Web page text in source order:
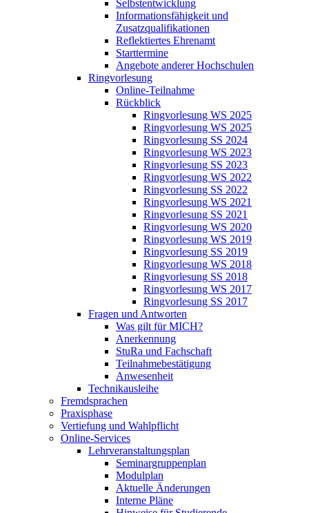
Selbstentwicklung
Informationsfähigkeit und
Zusatzqualifikationen
Reflektiertes Ehrenamt
Starttermine
Angebote anderer Hochschulen
Ringvorlesung
Online-Teilnahme
Rückblick
Ringvorlesung WS 2025
Ringvorlesung WS 2025
Ringvorlesung SS 2024
Ringvorlesung WS 2023
Ringvorlesung SS 2023
Ringvorlesung WS 2022
Ringvorlesung SS 2022
Ringvorlesung WS 2021
Ringvorlesung SS 2021
Ringvorlesung WS 2020
Ringvorlesung WS 2019
Ringvorlesung SS 2019
Ringvorlesung WS 2018
Ringvorlesung SS 2018
Ringvorlesung WS 2017
Ringvorlesung SS 2017
Fragen und Antworten
Was gilt für MICH?
Anerkennung
StuRa und Fachschaft
Teilnahmebestätigung
Anwesenheit
Technikausleihe
Fremdsprachen
Praxisphase
Vertiefung und Wahlpflicht
Online-Services
Lehrveranstaltungsplan
Seminargruppenplan
Modulplan
Aktuelle Änderungen
Interne Pläne